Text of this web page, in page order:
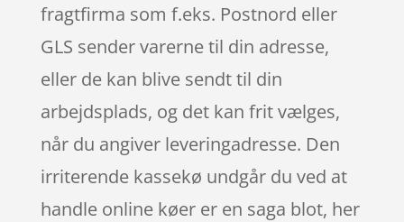
fragtfirma som f.eks. Postnord eller
GLS sender varerne til din adresse,
eller de kan blive sendt til din
arbejdsplads, og det kan frit vælges,
når du angiver leveringadresse. Den
irriterende kassekø undgår du ved at
handle online køer er en saga blot, her